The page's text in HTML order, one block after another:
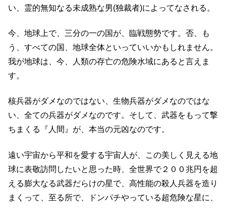
い、霊的無知なる未成熟な男(独裁者)によってなされる。
今、地球上で、三分の一の国が、臨戦態勢です。否、も
う、すべての国、地球全体といっていいかもしれません。
我が地球は、今、人類の存亡の危険水域にあると言えま
す。
核兵器がダメなのではない、生物兵器がダメなのではな
い、全ての兵器がダメなのです。そして、武器をもって撃
ちまくる『人間』が、本当の元凶なのです。
遠い宇宙から平和を愛する宇宙人が、この美しく見える地
球に表敬訪問したいと思った時、全世界で２００兆円を超
える膨大なる武器だらけの星で、高性能の殺人兵器を造り
まくって、至る所で、ドンパチやっている超危険な星に、